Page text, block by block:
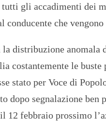
gli accadimenti dei
conducente che
la distribuzione anomala
costantemente le
stato per Voce di
dopo segnalazione ben
12 febbraio prossimo